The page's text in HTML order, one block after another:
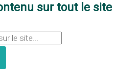
sur tout le site